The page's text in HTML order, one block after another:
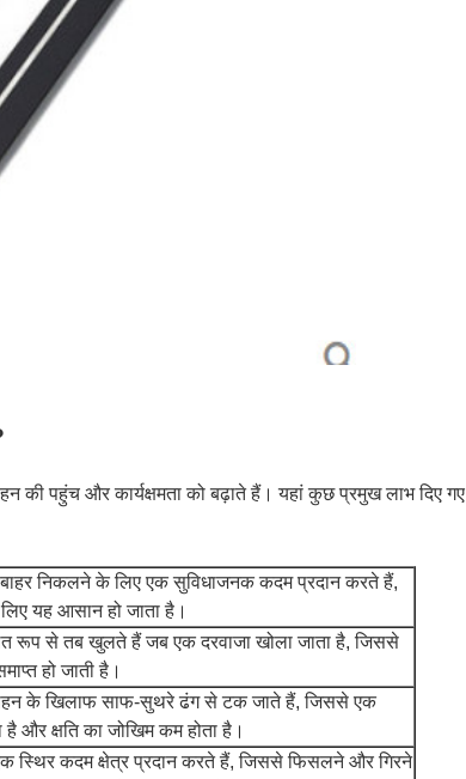
की पहुंच और कार्यक्षमता को बढ़ाते हैं। यहां कुछ प्रमुख लाभ दिए गए
निकलने के लिए एक सुविधाजनक कदम प्रदान करते हैं,
यह आसान हो जाता है।
रूप से तब खुलते हैं जब एक दरवाजा खोला जाता है, जिससे
हो जाती है।
के खिलाफ साफ-सुथरे ढंग से टक जाते हैं, जिससे एक
और क्षति का जोखिम कम होता है।
स्थिर कदम क्षेत्र प्रदान करते हैं, जिससे फिसलने और गिरने